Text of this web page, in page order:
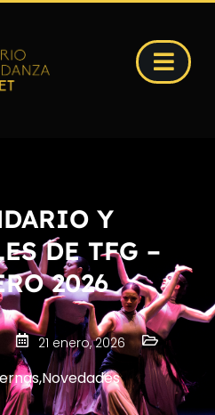
Y
DE TFG –
2026
21 enero, 2026
,Novedades